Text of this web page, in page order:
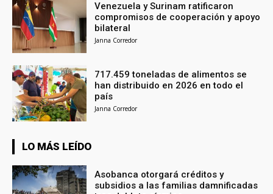
Venezuela y Surinam ratificaron
compromisos de cooperación y apoyo
bilateral
Janna Corredor
717.459 toneladas de alimentos se
han distribuido en 2026 en todo el
país
Janna Corredor
LO MÁS LEÍDO
Asobanca otorgará créditos y
subsidios a las familias damnificadas